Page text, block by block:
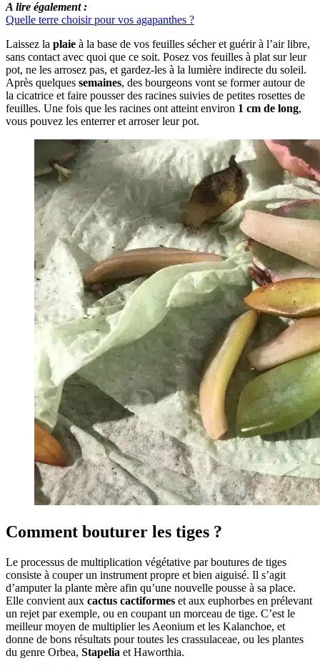
A lire également :
Quelle terre choisir pour vos agapanthes ?
Laissez la plaie à la base de vos feuilles sécher et guérir à l’air libre,
sans contact avec quoi que ce soit. Posez vos feuilles à plat sur leur
pot, ne les arrosez pas, et gardez-les à la lumière indirecte du soleil.
Après quelques semaines, des bourgeons vont se former autour de
la cicatrice et faire pousser des racines suivies de petites rosettes de
feuilles. Une fois que les racines ont atteint environ 1 cm de long,
vous pouvez les enterrer et arroser leur pot.
Comment bouturer les tiges ?
Le processus de multiplication végétative par boutures de tiges
consiste à couper un instrument propre et bien aiguisé. Il s’agit
d’amputer la plante mère afin qu’une nouvelle pousse à sa place.
Elle convient aux cactus cactiformes et aux euphorbes en prélevant
un rejet par exemple, ou en coupant un morceau de tige. C’est le
meilleur moyen de multiplier les Aeonium et les Kalanchoe, et
donne de bons résultats pour toutes les crassulaceae, ou les plantes
du genre Orbea, Stapelia et Haworthia.